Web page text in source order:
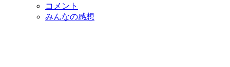
コメント
みんなの感想